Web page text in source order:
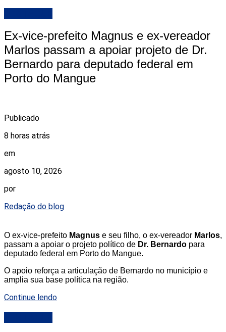
Ex-vice-prefeito Magnus e ex-vereador
Marlos passam a apoiar projeto de Dr.
Bernardo para deputado federal em
Porto do Mangue
Publicado
8 horas atrás
em
agosto 10, 2026
por
Redação do blog
O ex-vice-prefeito Magnus e seu filho, o ex-vereador Marlos,
passam a apoiar o projeto político de Dr. Bernardo para
deputado federal em Porto do Mangue.
O apoio reforça a articulação de Bernardo no município e
amplia sua base política na região.
Continue lendo